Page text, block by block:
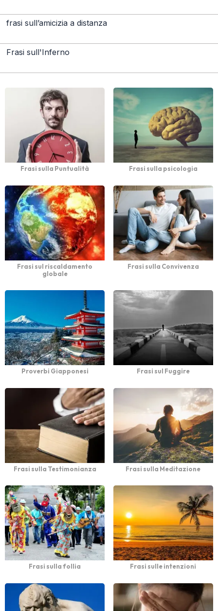
frasi sull’amicizia a distanza
Frasi sull'Inferno
Frasi sulla Puntualità Frasi sulla psicologia
Frasi sul riscaldamento
globale
Frasi sulla Convivenza
Proverbi Giapponesi Frasi sul Fuggire
Frasi sulla Testimonianza Frasi sulla Meditazione
Frasi sulla follia Frasi sulle intenzioni